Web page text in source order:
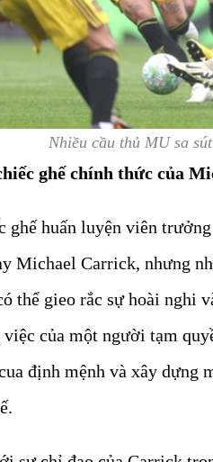
Nhiều cầu thủ MU sa
ghế chính thức của
ghế huấn luyện viên
Michael Carrick, nhưng
thể gieo rắc sự hoài nghi
của một người tạm
định mệnh và xây dựng